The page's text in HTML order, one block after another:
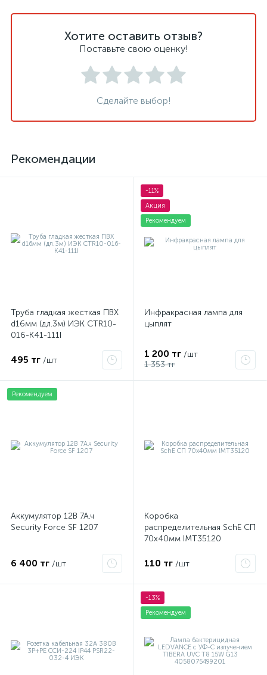
Хотите оставить отзыв?
Поставьте свою оценку!
Сделайте выбор!
Рекомендации
Труба гладкая жесткая ПВХ
d16мм (дл.3м) ИЭК CTR10-
016-K41-111I
495 тг /шт
-11%
Акция
Рекомендуем
Инфракрасная лампа для
цыплят
1 200 тг /шт
1 353 тг
Рекомендуем
Аккумулятор 12В 7А.ч
Security Force SF 1207
6 400 тг /шт
Коробка
распределительная SchE СП
70х40мм IMT35120
110 тг /шт
-13%
Рекомендуем